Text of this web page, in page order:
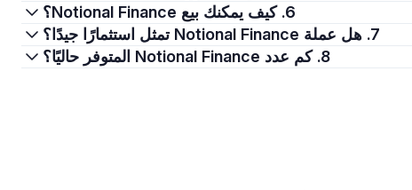
6. كيف يمكنك بيع Notional Finance؟
7. هل عملة Notional Finance تمثل استثمارًا جيدًا؟
8. كم عدد Notional Finance المتوفر حاليًا؟